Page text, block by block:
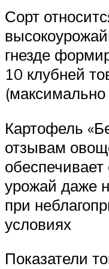
Сорт
гнезде
10 клубней
Картофель
отзывам
урожай даже
при
условиях
Показатели